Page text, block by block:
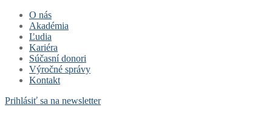
Preskočiť
obsah
Menu
ZavrieťO nás
Akadémia
Ľudia
Kariéra
Súčasní donori
Výročné správy
Kontakt
Prihlásiť sa na newsletter